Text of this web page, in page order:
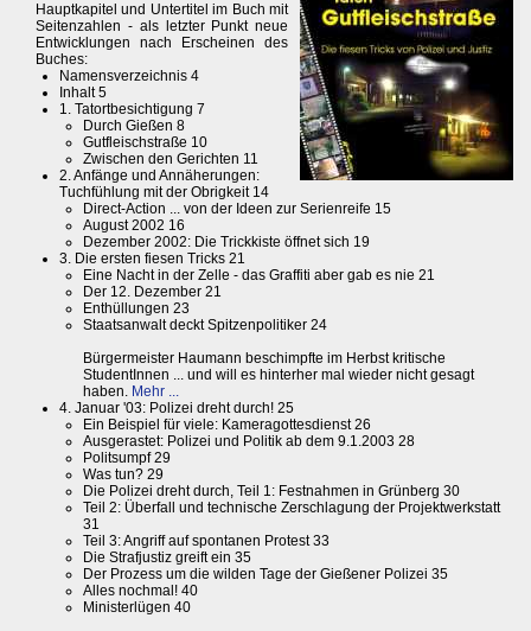
Hauptkapitel und Untertitel im Buch mit
Seitenzahlen - als letzter Punkt neue
Entwicklungen nach Erscheinen des
Buches:
Namensverzeichnis 4
Inhalt 5
1. Tatortbesichtigung 7
Durch Gießen 8
Gutfleischstraße 10
Zwischen den Gerichten 11
2. Anfänge und Annäherungen:
Tuchfühlung mit der Obrigkeit 14
Direct-Action ... von der Ideen zur Serienreife 15
August 2002 16
Dezember 2002: Die Trickkiste öffnet sich 19
3. Die ersten fiesen Tricks 21
Eine Nacht in der Zelle - das Graffiti aber gab es nie 21
Der 12. Dezember 21
Enthüllungen 23
Staatsanwalt deckt Spitzenpolitiker 24
Bürgermeister Haumann beschimpfte im Herbst kritische
StudentInnen ... und will es hinterher mal wieder nicht gesagt
haben. Mehr ...
4. Januar '03: Polizei dreht durch! 25
Ein Beispiel für viele: Kameragottesdienst 26
Ausgerastet: Polizei und Politik ab dem 9.1.2003 28
Politsumpf 29
Was tun? 29
Die Polizei dreht durch, Teil 1: Festnahmen in Grünberg 30
Teil 2: Überfall und technische Zerschlagung der Projektwerkstatt
31
Teil 3: Angriff auf spontanen Protest 33
Die Strafjustiz greift ein 35
Der Prozess um die wilden Tage der Gießener Polizei 35
Alles nochmal! 40
Ministerlügen 40